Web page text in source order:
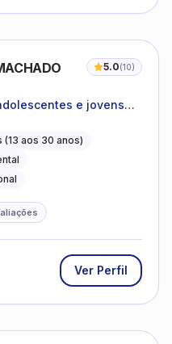
5.0(10)
e jovens
e orientação
aos 30 anos)
Ver Perfil